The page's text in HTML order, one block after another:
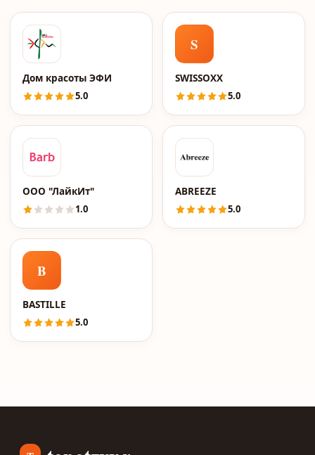
Дом красоты ЭФИ
5.0
S
SWISSOXX
5.0
ООО "ЛайкИт"
1.0
ABREEZE
5.0
B
BASTILLE
5.0